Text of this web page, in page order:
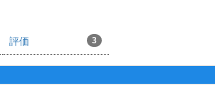
評価 3